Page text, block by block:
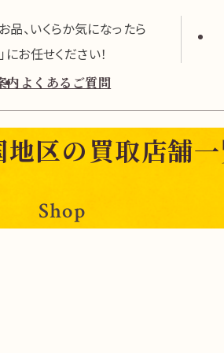
品、いくらか気になったら
にお任せください！
内 よくあるご質問
地区の買取店舗
Shop